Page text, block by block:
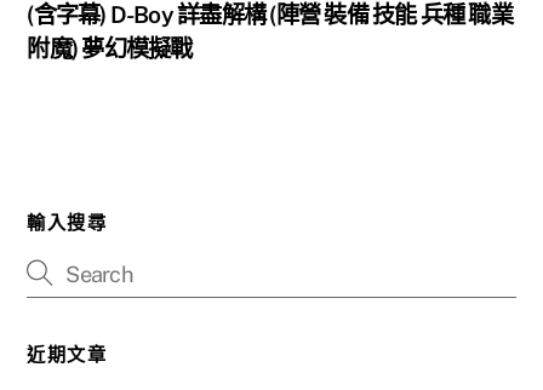
(含字幕) D-Boy 詳盡解構 (陣營 裝備 技能 兵種 職業
附魔) 夢幻模擬戰
輸入搜尋
近期文章